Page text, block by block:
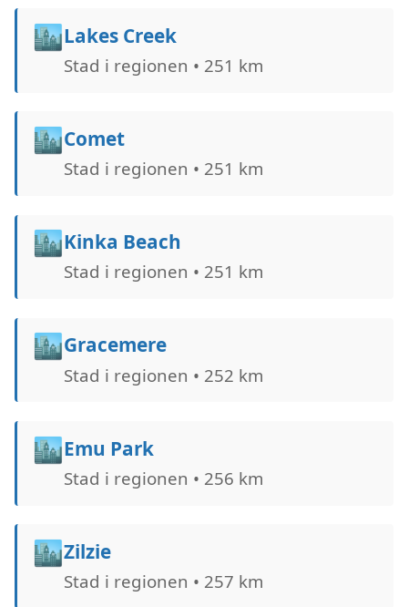
🏙️Lakes Creek
Stad i regionen • 251 km
🏙️Comet
Stad i regionen • 251 km
🏙️Kinka Beach
Stad i regionen • 251 km
🏙️Gracemere
Stad i regionen • 252 km
🏙️Emu Park
Stad i regionen • 256 km
🏙️Zilzie
Stad i regionen • 257 km